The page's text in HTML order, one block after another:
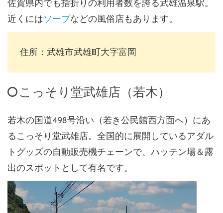
佐賀県内でも指折りの利用者数を誇る武雄温泉駅。
近くにはソープなどの風俗店もあります。
住所：武雄市武雄町大字富岡
こっそり堂武雄店（若木）
若木の国道498号沿い（若き公民館西方面へ）にあ
るこっそり堂武雄店。全国的に展開しているアダル
トグッズの自動販売機チェーンで、ハッテン場＆露
出のスポットとして有名です。